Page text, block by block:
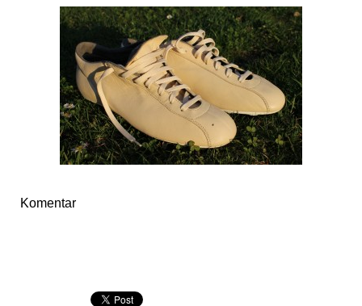
Komentar